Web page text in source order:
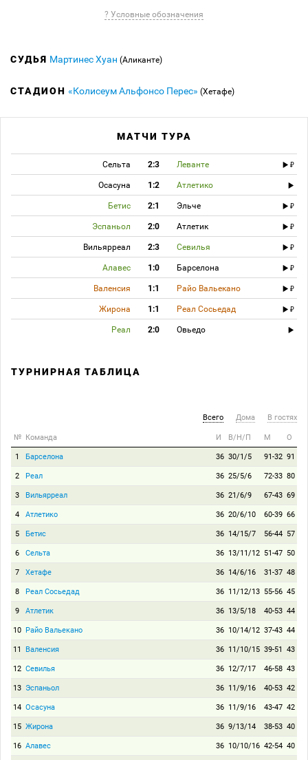
? Условные обозначения
СУДЬЯ Мартинес Хуан (Аликанте)
СТАДИОН «Колисеум Альфонсо Перес» (Хетафе)
МАТЧИ ТУРА
Сельта 2:3 Леванте
Осасуна 1:2 Атлетико
Бетис 2:1 Эльче
Эспаньол 2:0 Атлетик
Вильярреал 2:3 Севилья
Алавес 1:0 Барселона
Валенсия 1:1 Райо Вальекано
Жирона 1:1 Реал Сосьедад
Реал 2:0 Овьедо
ТУРНИРНАЯ ТАБЛИЦА
Всего Дома В гостях
№ Команда И В/Н/П М О
1 Барселона 36 30/1/5 91-32 91
2 Реал 36 25/5/6 72-33 80
3 Вильярреал 36 21/6/9 67-43 69
4 Атлетико 36 20/6/10 60-39 66
5 Бетис 36 14/15/7 56-44 57
6 Сельта 36 13/11/12 51-47 50
7 Хетафе 36 14/6/16 31-37 48
8 Реал Сосьедад 36 11/12/13 55-56 45
9 Атлетик 36 13/5/18 40-53 44
10 Райо Вальекано 36 10/14/12 37-43 44
11 Валенсия 36 11/10/15 39-51 43
12 Севилья 36 12/7/17 46-58 43
13 Эспаньол 36 11/9/16 40-53 42
14 Осасуна 36 11/9/16 43-47 42
15 Жирона 36 9/13/14 38-53 40
16 Алавес 36 10/10/16 42-54 40